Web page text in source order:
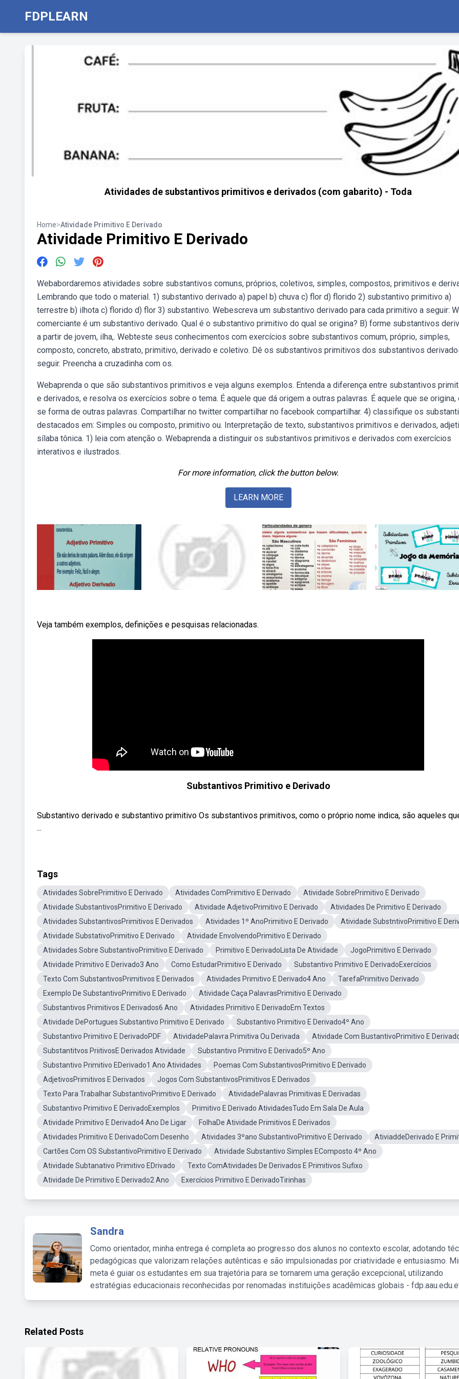
FDPLEARN
Atividades de substantivos primitivos e derivados (com gabarito) - Toda
Home>Atividade Primitivo E Derivado
Atividade Primitivo E Derivado
Webabordaremos atividades sobre substantivos comuns, próprios, coletivos, simples, compostos, primitivos e
Lembrando que todo o material. 1) substantivo derivado a) papel b) chuva c) flor d) florido 2) substantivo primitivo a)
terrestre b) ilhota c) florido d) flor 3) substantivo. Webescreva um substantivo derivado para cada primitivo a seguir:
comerciante é um substantivo derivado. Qual é o substantivo primitivo do qual se origina? B) forme substantivos
a partir de jovem, ilha,. Webteste seus conhecimentos com exercícios sobre substantivos comum, próprio, simples,
composto, concreto, abstrato, primitivo, derivado e coletivo. Dê os substantivos primitivos dos substantivos
seguir. Preencha a cruzadinha com os.
Webaprenda o que são substantivos primitivos e veja alguns exemplos. Entenda a diferença entre substantivos
e derivados, e resolva os exercícios sobre o tema. É aquele que dá origem a outras palavras. É aquele que se origina,
se forma de outras palavras. Compartilhar no twitter compartilhar no facebook compartilhar. 4) classifique os
destacados em: Simples ou composto, primitivo ou. Interpretação de texto, substantivos primitivos e derivados,
sílaba tônica. 1) leia com atenção o. Webaprenda a distinguir os substantivos primitivos e derivados com exercícios
interativos e ilustrados.
For more information, click the button below.
LEARN MORE
Veja também exemplos, definições e pesquisas relacionadas.
Substantivos Primitivo e Derivado
Substantivo derivado e substantivo primitivo Os substantivos primitivos, como o próprio nome indica, são aqueles
...
Tags
Atividades SobrePrimitivo E Derivado Atividades ComPrimitivo E Derivado
Atividade SobrePrimitivo E Derivado
Atividade SubstantivosPrimitivo E Derivado
Atividade AdjetivoPrimitivo E Derivado
Atividades De Primitivo E Derivado
Atividades SubstantivosPrimitivos E Derivados
Atividades 1º AnoPrimitivo E Derivado
Atividade SubstntivoPrimitivo E
Atividade SubstativoPrimitivo E Derivado
Atividade EnvolvendoPrimitivo E Derivado
Atividades Sobre SubstantivoPrimitivo E Derivado
Primitivo E DerivadoLista De Atividade
JogoPrimitivo E Derivado
Atividade Primitivo E Derivado3 Ano
Como EstudarPrimitivo E Derivado
Substantivo Primitivo E DerivadoExercícios
Texto Com SubstantivosPrimitivos E Derivados
Atividades Primitivo E Derivado4 Ano
TarefaPrimitivo Derivado
Exemplo De SubstantivoPrimitivo E Derivado
Atividade Caça PalavrasPrimitivo E Derivado
Substantivos Primitivos E Derivados6 Ano
Atividades Primitivo E DerivadoEm Textos
Atividade DePortugues Substantivo Primitivo E Derivado
Substantivo Primitivo E Derivado4º Ano
Substantivo Primitivo E DerivadoPDF
AtividadePalavra Primitiva Ou Derivada
Atividade Com BustantivoPrimitivo E
Substantitvos PriitivosE Derivados Atividade
Substantivo Primitivo E Derivado5º Ano
Substantivo Primitivo EDerivado1 Ano Atividades
Poemas Com SubstantivosPrimitivo E Derivado
AdjetivosPrimitivos E Derivados
Jogos Com SubstantivosPrimitivos E Derivados
Texto Para Trabalhar SubstantivoPrimitivo E Derivado
AtividadePalavras Primitivas E Derivadas
Substantivo Primitivo E DerivadoExemplos
Primitivo E Derivado AtividadesTudo Em Sala De Aula
Atividade Primitivo E Derivado4 Ano De Ligar
FolhaDe Atividade Primitivos E Derivados
Atividades Primitivo E DerivadoCom Desenho
Atividades 3ºano SubstantivoPrimitivo E Derivado
AtiviaddeDerivado E
Cartões Com OS SubstantivoPrimitivo E Derivado
Atividade Substantivo Simples EComposto 4º Ano
Atividade Subtanativo Primitivo EDrivado
Texto ComAtividades De Derivados E Primitivos Sufixo
Atividade De Primitivo E Derivado2 Ano
Exercícios Primitivo E DerivadoTirinhas
Sandra
Como orientador, minha entrega é completa ao progresso dos alunos no contexto escolar, adotando
pedagógicas que valorizam relações autênticas e são impulsionadas por criatividade e entusiasmo.
meta é guiar os estudantes em sua trajetória para se tornarem uma geração excepcional, utilizando
estratégias educacionais reconhecidas por renomadas instituições acadêmicas globais -
Related Posts